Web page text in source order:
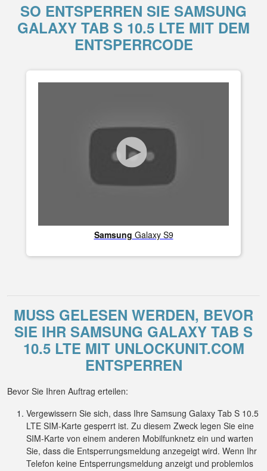
SO ENTSPERREN SIE SAMSUNG
GALAXY TAB S 10.5 LTE MIT DEM
ENTSPERRCODE
Samsung Galaxy S9
MUSS GELESEN WERDEN, BEVOR
SIE IHR SAMSUNG GALAXY TAB S
10.5 LTE MIT UNLOCKUNIT.COM
ENTSPERREN
Bevor Sie Ihren Auftrag erteilen:
Vergewissern Sie sich, dass Ihre Samsung Galaxy Tab S 10.5
LTE SIM-Karte gesperrt ist. Zu diesem Zweck legen Sie eine
SIM-Karte von einem anderen Mobilfunknetz ein und warten
Sie, dass die Entsperrungsmeldung anzegeigt wird. Wenn Ihr
Telefon keine Entsperrungsmeldung anzeigt und problemlos